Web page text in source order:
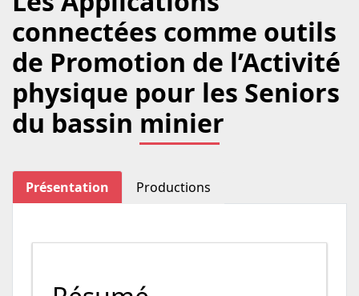
connectées comme outils
de Promotion de l’Activité
physique pour les Seniors
du bassin minier
Présentation Productions